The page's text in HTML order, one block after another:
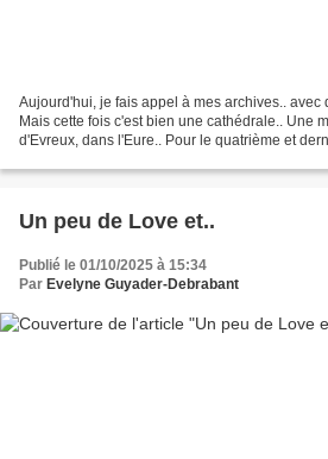
Aujourd'hui, je fais appel à mes archives.. avec
Mais cette fois c'est bien une cathédrale.. Une
d'Evreux, dans l'Eure.. Pour le quatrième et
Un peu de Love et..
Publié le 01/10/2025 à 15:34
Par Evelyne Guyader-Debrabant